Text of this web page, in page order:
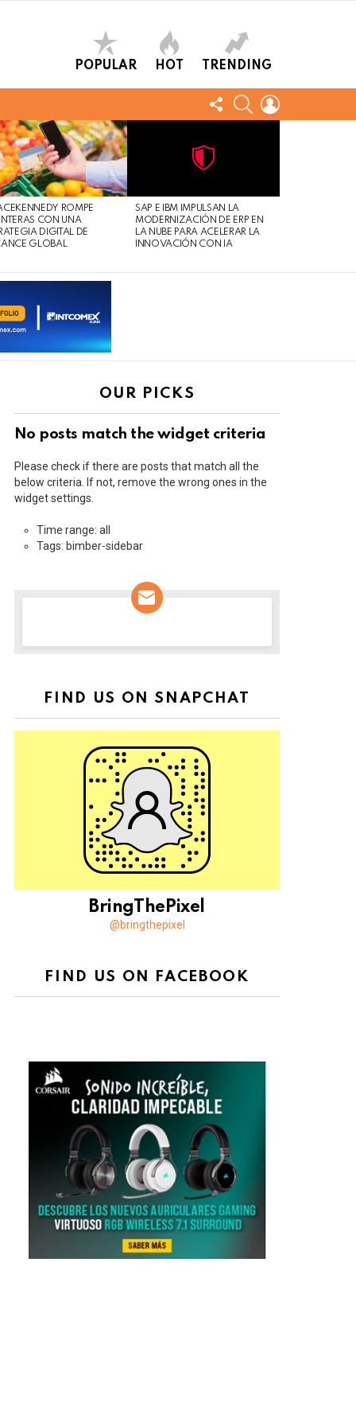
POPULAR HOT TRENDING
FOLLOW
US
SEARCH
ROMPE
CON UNA
DIGITAL DE
GLOBAL
Safe
For
Work
view
this
post
SAP E IBM IMPULSAN LA
MODERNIZACIÓN DE ERP EN
LA NUBE PARA ACELERAR LA
INNOVACIÓN CON IA
OUR PICKS
No posts match the widget criteria
Please check if there are posts that match all the
below criteria. If not, remove the wrong ones in the
widget settings.
Time range: all
Tags: bimber-sidebar
FIND US ON SNAPCHAT
BringThePixel
@bringthepixel
FIND US ON FACEBOOK